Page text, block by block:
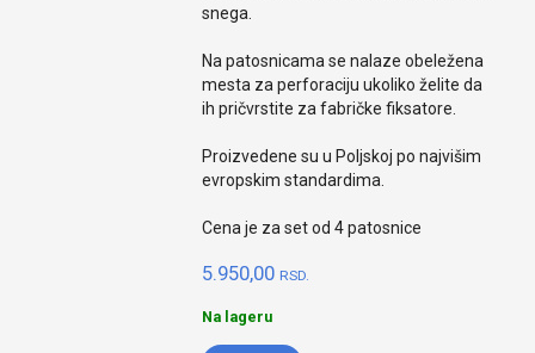
snega.
Na patosnicama se nalaze obeležena
mesta za perforaciju ukoliko želite da
ih pričvrstite za fabričke fiksatore.
Proizvedene su u Poljskoj po najvišim
evropskim standardima.
Cena je za set od 4 patosnice
5.950,00 RSD.
Na lageru